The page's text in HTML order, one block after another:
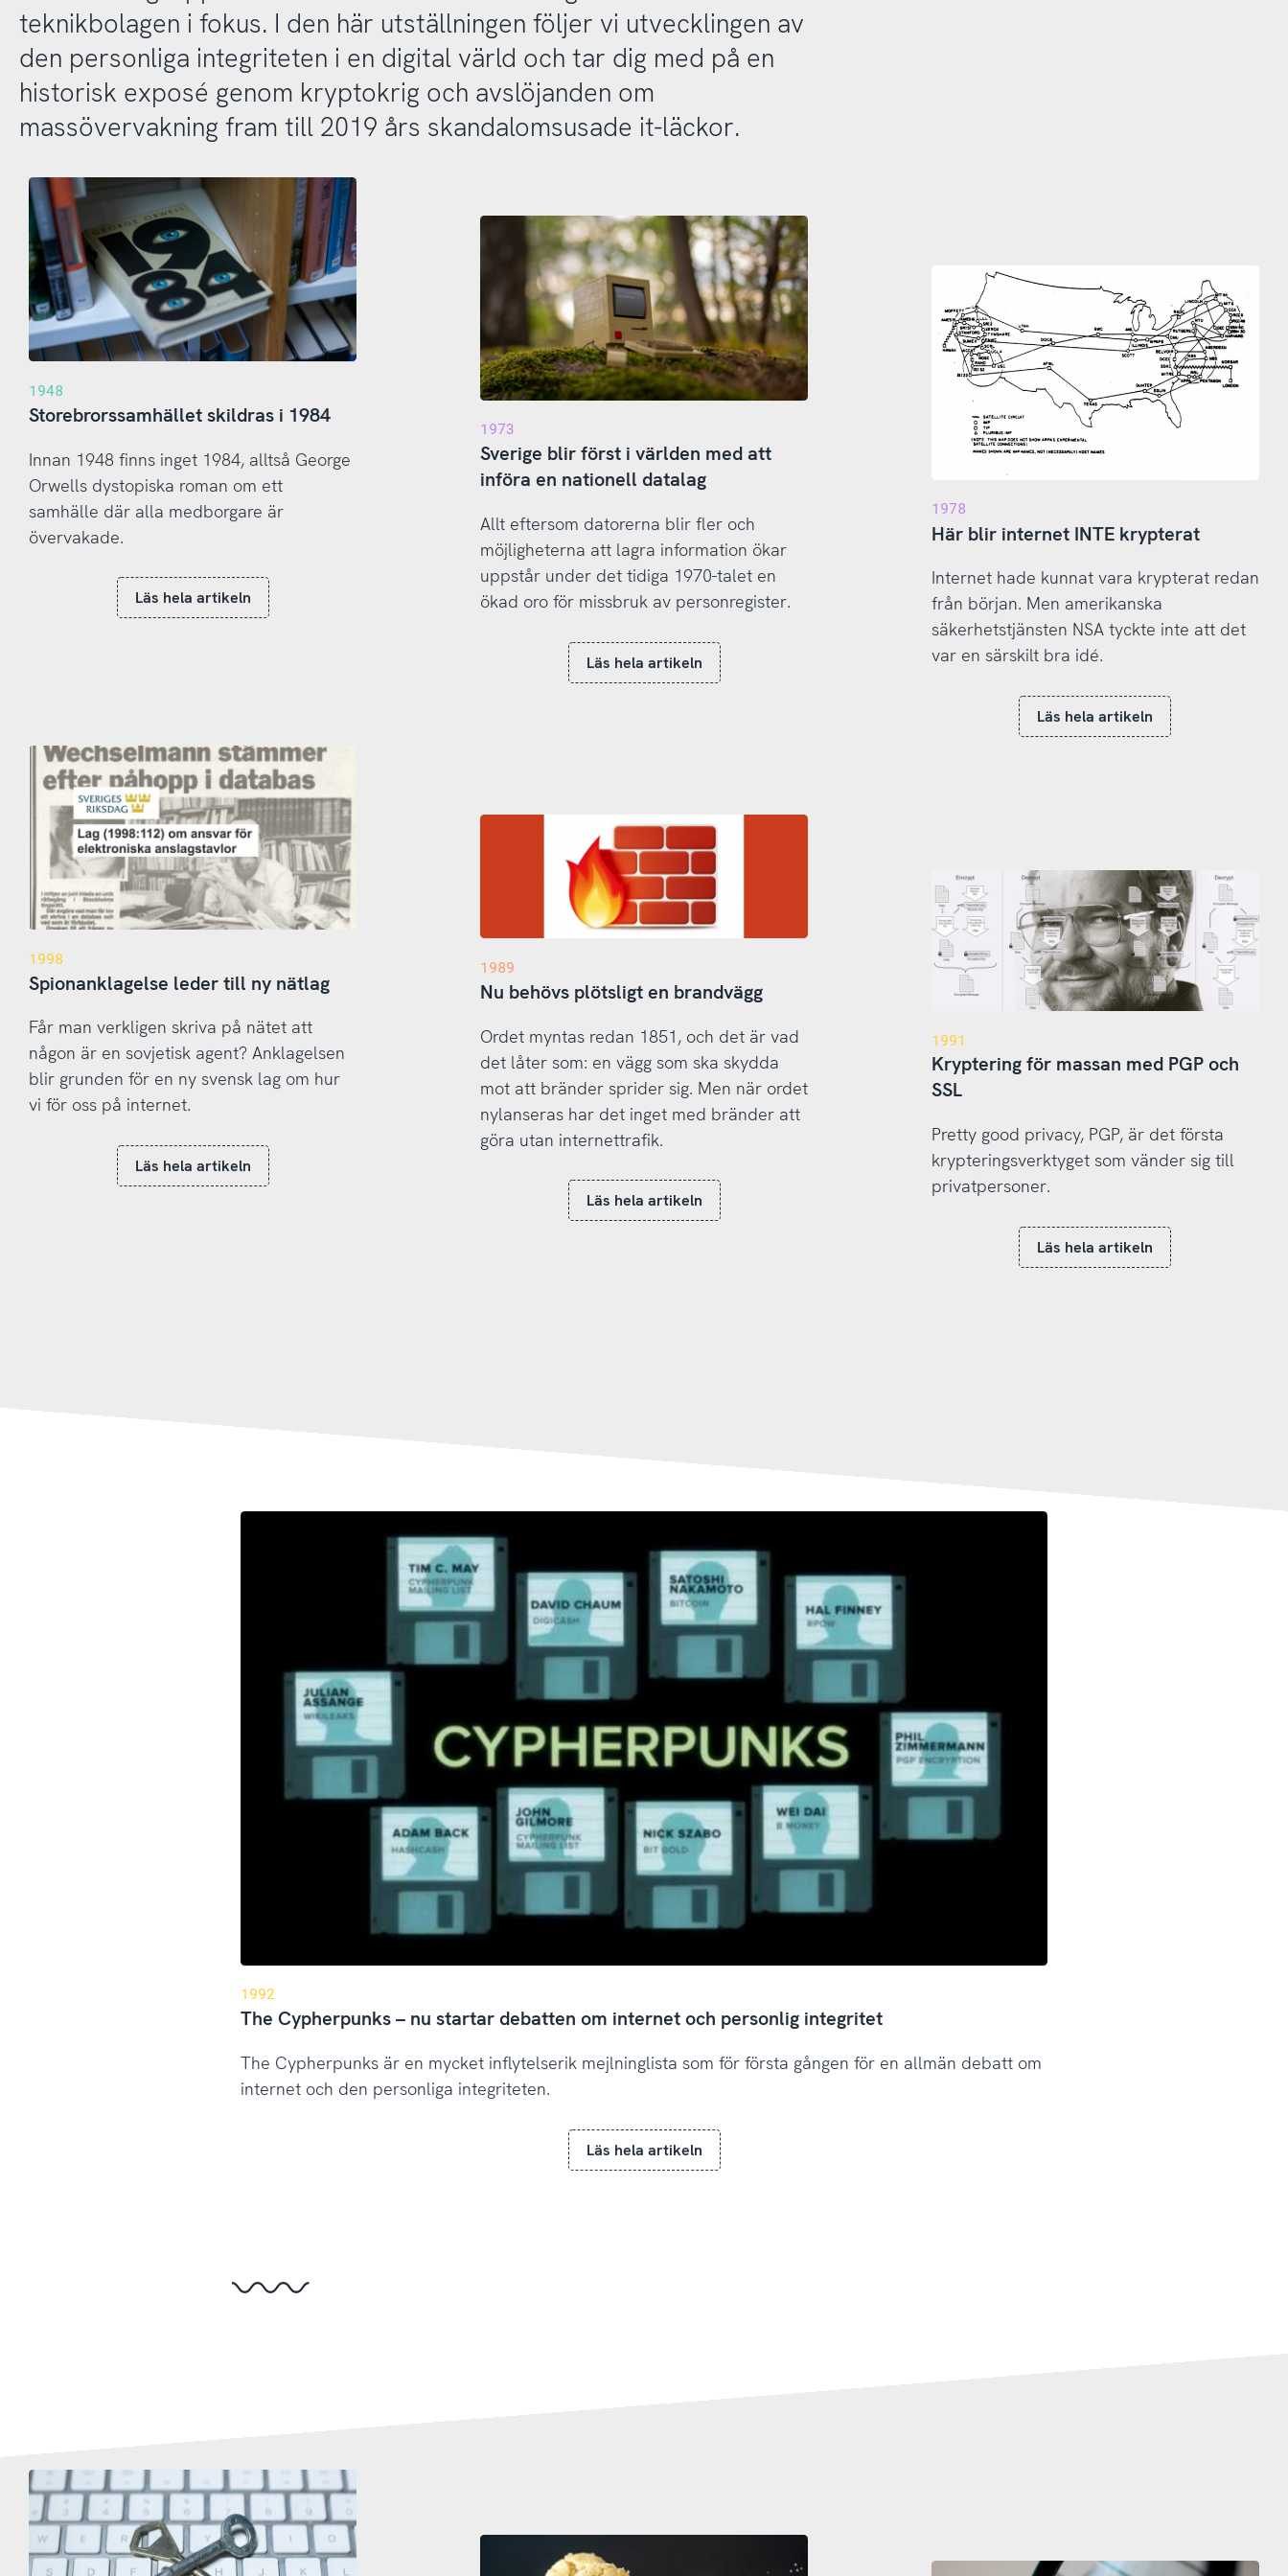
teknikbolagen i fokus. I den här utställningen följer vi utvecklingen av
den personliga integriteten i en digital värld och tar dig med på en
historisk exposé genom kryptokrig och avslöjanden om
massövervakning fram till 2019 års skandalomsusade it-läckor.
1948
Storebrorssamhället skildras i 1984
Innan 1948 finns inget 1984, alltså George
Orwells dystopiska roman om ett
samhälle där alla medborgare är
övervakade.
Läs hela artikeln
1973
Sverige blir först i världen med att
införa en nationell datalag
Allt eftersom datorerna blir fler och
möjligheterna att lagra information ökar
uppstår under det tidiga 1970-talet en
ökad oro för missbruk av personregister.
Läs hela artikeln
1978
Här blir internet INTE krypterat
Internet hade kunnat vara krypterat redan
från början. Men amerikanska
säkerhetstjänsten NSA tyckte inte att det
var en särskilt bra idé.
Läs hela artikeln
1998
Spionanklagelse leder till ny nätlag
Får man verkligen skriva på nätet att
någon är en sovjetisk agent? Anklagelsen
blir grunden för en ny svensk lag om hur
vi för oss på internet.
Läs hela artikeln
1989
Nu behövs plötsligt en brandvägg
Ordet myntas redan 1851, och det är vad
det låter som: en vägg som ska skydda
mot att bränder sprider sig. Men när ordet
nylanseras har det inget med bränder att
göra utan internettrafik.
Läs hela artikeln
1991
Kryptering för massan med PGP och
SSL
Pretty good privacy, PGP, är det första
krypteringsverktyget som vänder sig till
privatpersoner.
Läs hela artikeln
1992
The Cypherpunks – nu startar debatten om internet och personlig integritet
The Cypherpunks är en mycket inflytelserik mejlninglista som för första gången för en allmän debatt om
internet och den personliga integriteten.
Läs hela artikeln